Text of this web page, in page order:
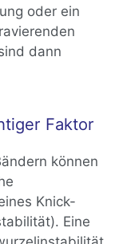
oder ein
dann
Faktor
können
Knick-
Eine